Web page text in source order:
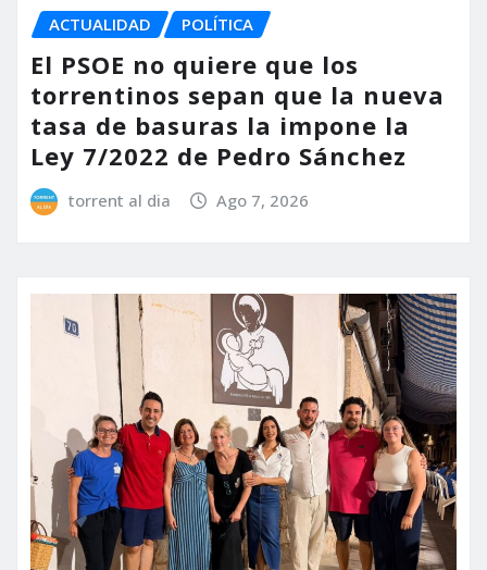
ACTUALIDAD POLÍTICA
El PSOE no quiere que los
torrentinos sepan que la nueva
tasa de basuras la impone la
Ley 7/2022 de Pedro Sánchez
torrent al dia Ago 7, 2026